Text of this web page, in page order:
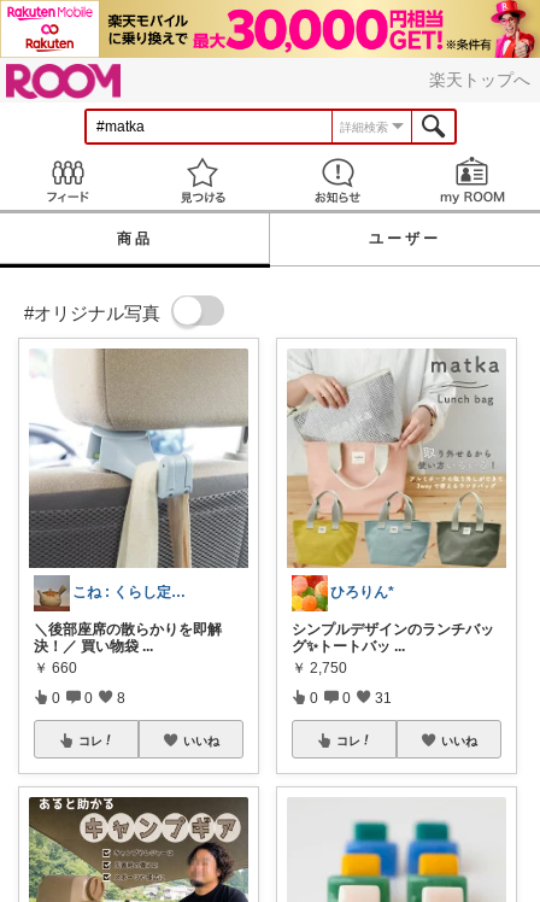
楽天トップへ
詳細検索
見つける お知らせ
商品 ユーザー
#オリジナル写真
こね : くらし定番手帖🏎️💄🍳
＼後部座席の散らかりを即解
決！／ 買い物袋 ...
￥ 660
0 0 8
コレ いいね
ひろりん*
シンプルデザインのランチバッ
グ✨トートバッ ...
￥ 2,750
0 0 31
コレ いいね